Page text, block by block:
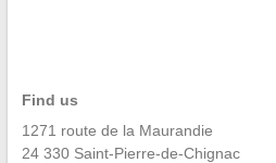
Find us
1271 route de la Maurandie
24 330 Saint-Pierre-de-Chignac